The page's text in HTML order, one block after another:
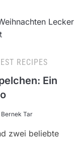
RECIPES
Ein
Bernek Tar
zwei beliebte